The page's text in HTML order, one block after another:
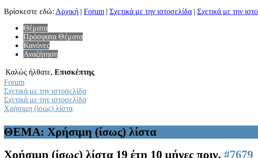
Βρίσκεστε εδώ: Αρχική | Forum | Σχετικά με την ιστοσελίδα | Σχετικά με την
Θέματα
Πρόσφατα Θέματα
Κανόνες
Αναζήτηση
Καλώς ήλθατε, Επισκέπτης
Forum
Σχετικά με την ιστοσελίδα
Σχετικά με την ιστοσελίδα
Χρήσιμη (ίσως) λίστα
ΘΕΜΑ: Χρήσιμη (ίσως) λίστα
Χρήσιμη (ίσως) λίστα 19 έτη 10 μήνες πριν, #7679